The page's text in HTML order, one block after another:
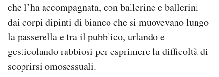
che l’ha accompagnata, con ballerine e ballerini
dai corpi dipinti di bianco che si muovevano lungo
la passerella e tra il pubblico, urlando e
gesticolando rabbiosi per esprimere la difficoltà di
scoprirsi omosessuali.